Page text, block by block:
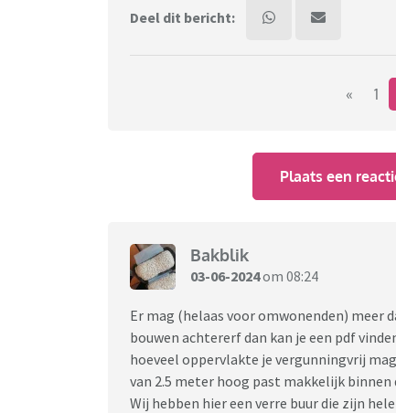
bekeken en ongemakkelijk in mijn eigen
Deel dit bericht:
« 1
Plaats een
Bakblik
03-06-2024om 08:24
Er mag (helaas voor omwonenden) meer
bouwen achtererf dan kan je een pdf
hoeveel oppervlakte je vergunningvrij
van 2.5 meter hoog past makkelijk binnen
Wij hebben hier een verre buur die zijn